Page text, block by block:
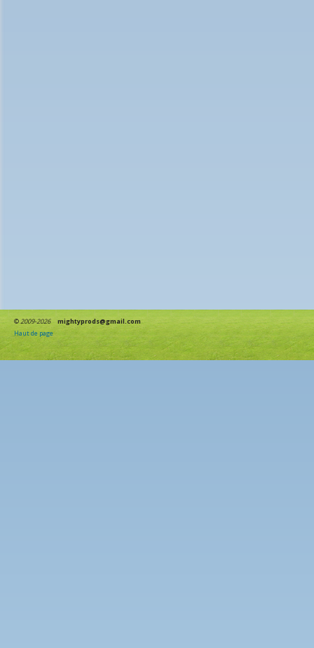
©2009-2026
mightyprods@gmail.com
Haut de page